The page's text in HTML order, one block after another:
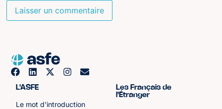
L'ASFE
Le mot d'introduction
Les Français de
l'Étranger